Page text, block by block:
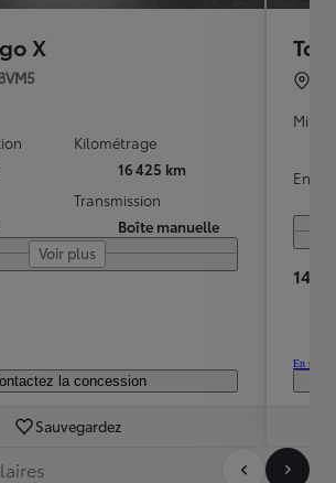
X
Kilométrage
16 425 km
Transmission
Boîte manuelle
Voir plus
la concession
Sauvegardez
Mise
14
En